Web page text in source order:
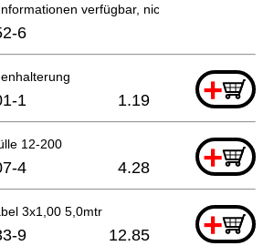
verfügbar, nicht bestellbar
6
+
1 1.19
12-200 +
4 4.28
3x1,00 5,0mtr +
9 12.85